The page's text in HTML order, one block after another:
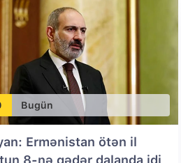
Bugün
Ermənistan ötən il
8-nə qədər dalanda idi